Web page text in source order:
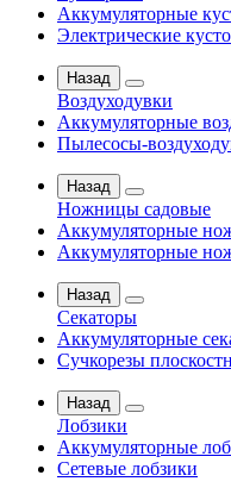
Аккумуляторные
Электрические
Назад
Воздуходувки
Аккумуляторные
Пылесосы-
Назад
Ножницы садовые
Аккумуляторные
Аккумуляторные
Назад
Секаторы
Аккумуляторные
Сучкорезы
Назад
Лобзики
Аккумуляторные
Сетевые лобзики